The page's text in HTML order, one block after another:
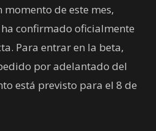
de este mes,
confirmado oficialmente
Para entrar en la beta,
por adelantado del
está previsto para el 8 de